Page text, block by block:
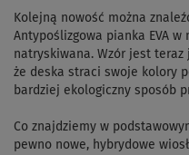
Kolejną nowość można
Antypoślizgowa pianka EVA
natryskiwana. Wzór jest
że deska straci swoje kolory
bardziej ekologiczny sposób
Co znajdziemy w
pewno nowe, hybrydowe